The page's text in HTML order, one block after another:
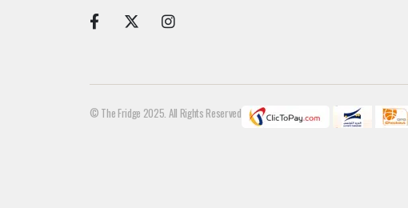
© The Fridge 2025. All Rights Reserved